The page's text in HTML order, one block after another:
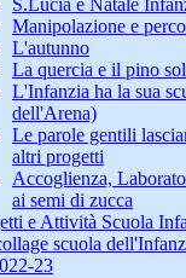
S.Lucia e Natale
Manipolazione e
L'autunno
La quercia e il pino
L'Infanzia ha la sua
dell'Arena)
Le parole gentili
altri progetti
Accoglienza,
ai semi di zucca
e Attività Scuola
scuola
23